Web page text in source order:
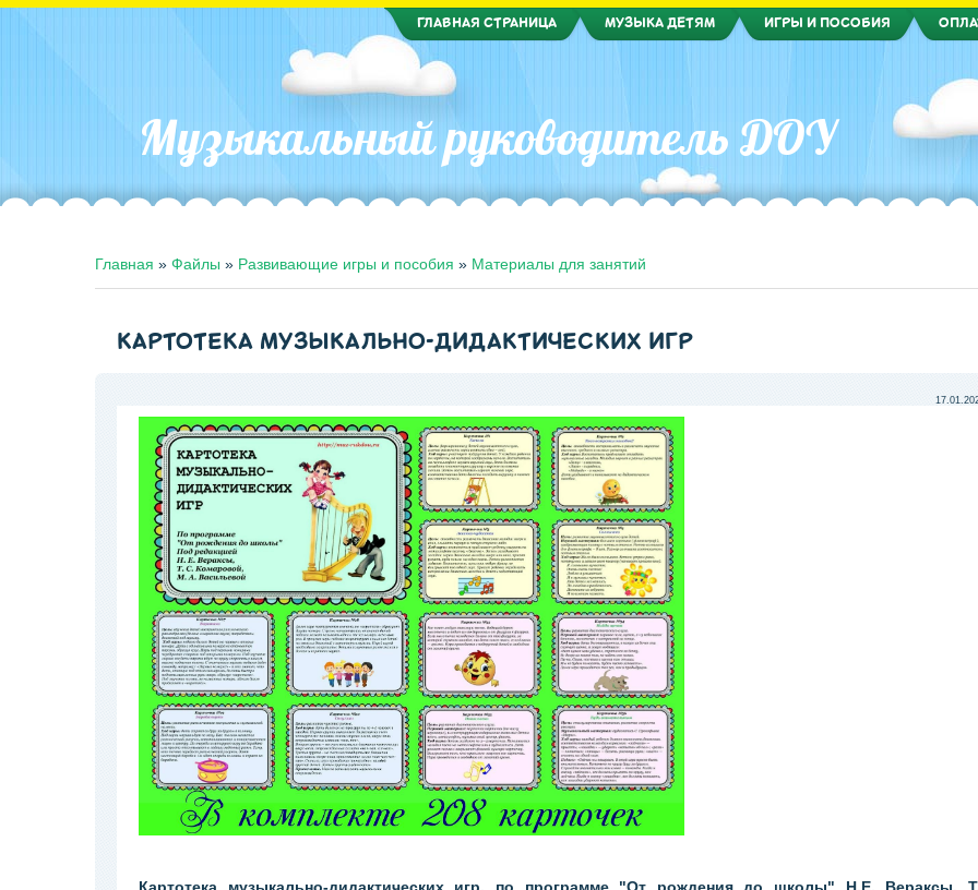
ГЛАВНАЯ СТРАНИЦА МУЗЫКА ДЕТЯМ ИГРЫ И ПОСОБИЯ
Музыкальный руководитель ДОУ
Главная » Файлы » Развивающие игры и пособия » Материалы для занятий
КАРТОТЕКА МУЗЫКАЛЬНО-ДИДАКТИЧЕСКИХ ИГР